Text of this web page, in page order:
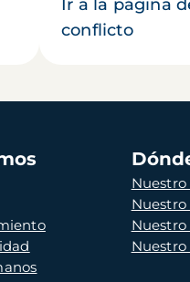
Ir a la página
conflicto
Nuestro
Nuestro